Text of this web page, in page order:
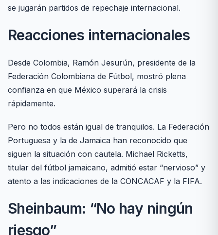
se jugarán partidos de repechaje internacional.
Reacciones internacionales
Desde Colombia, Ramón Jesurún, presidente de la
Federación Colombiana de Fútbol, mostró plena
confianza en que México superará la crisis
rápidamente.
Pero no todos están igual de tranquilos. La Federación
Portuguesa y la de Jamaica han reconocido que
siguen la situación con cautela. Michael Ricketts,
titular del fútbol jamaicano, admitió estar “nervioso” y
atento a las indicaciones de la CONCACAF y la FIFA.
Sheinbaum: “No hay ningún
riesgo”